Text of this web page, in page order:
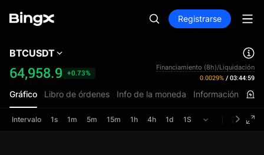
Registrarse
BTCUSDT
64,958.9 +0.73%
Financiamiento (8h)/Liquidación
0.0029% / 03:44:59
Gráfico Libro de órdenes Info de la moneda Información
Intervalo 1s 1m 5m 15m 1h 4h 1d 1S